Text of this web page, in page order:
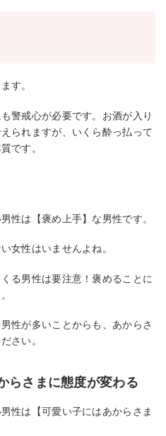
す。
警戒心が必要です。お酒が入り
られますが、いくら酔っ払って
です。
性は【褒め上手】な男性です。
女性はいませんよね。
る男性は要注意！褒めることに
性が多いことからも、あからさ
さい。
らさまに態度が変わる
性は【可愛い子にはあからさま